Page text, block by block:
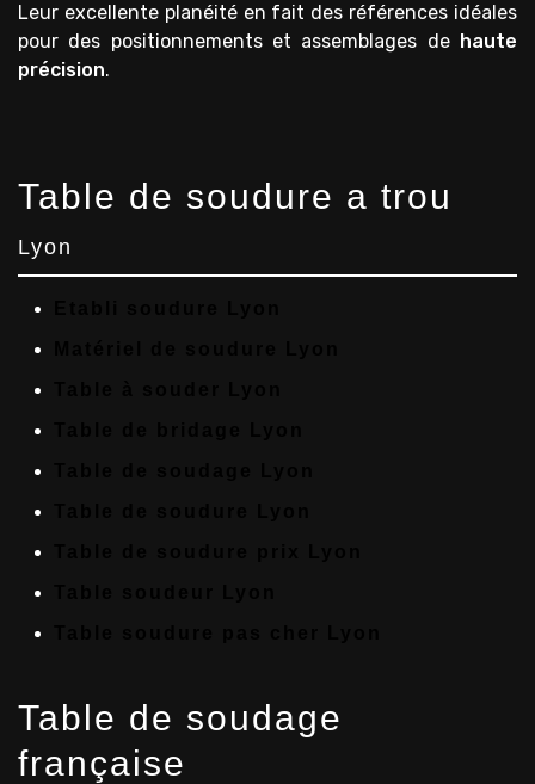
Leur excellente planéité en fait des références idéales
pour des positionnements et assemblages dehaute
précision.
Table de soudure a trou
Lyon
Table de soudage
française